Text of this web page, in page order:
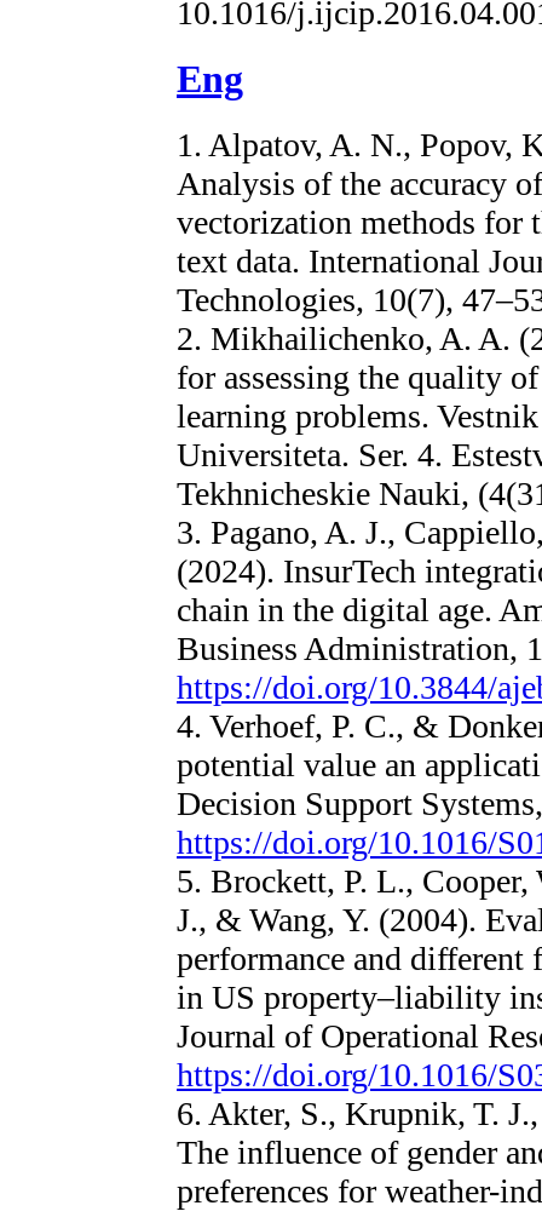
10.1016/
Eng
1. Alpatov, A. N., Popov,
Analysis of the accuracy
vectorization methods for
text data. International
Technologies, 10(7),
2. Mikhailichenko, A. A.
for assessing the quality
learning problems.
Universiteta. Ser. 4.
Tekhnicheskie Nauki,
3. Pagano, A. J.,
(2024). InsurTech
chain in the digital age.
Business Administration,
https://doi.org/10.3844/
4. Verhoef, P. C., &
potential value an
Decision Support
https://doi.org/10.1016/
5. Brockett, P. L., Cooper,
J., & Wang, Y. (2004).
performance and
in US property–liability
Journal of Operational
https://doi.org/10.1016/
6. Akter, S., Krupnik, T.
The influence of gender
preferences for weather-